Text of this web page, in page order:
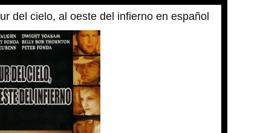
del cielo, al oeste del infierno en español